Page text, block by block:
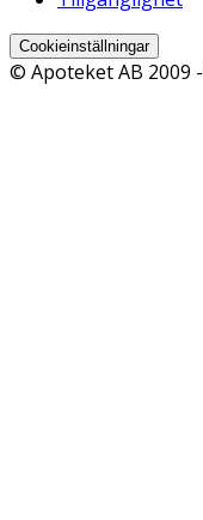
Cookieinställningar
© Apoteket AB 2009 -